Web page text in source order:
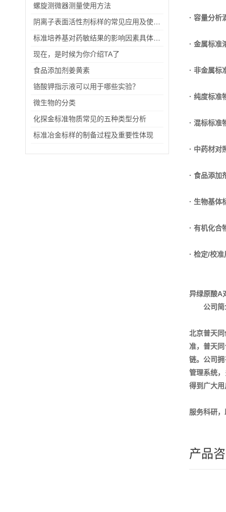
螺旋测微器测量使用方法
现在，是时候为你介绍TA了
食品添加剂姜黄素
铬酸钾指示液可以用于哪些实验？
微生物的分类
化探金标准物质常见的五种类型分析
标准冶金标样的制备过程及重要性体现
· 容量分析
· 金属标准
· 非金属标
· 纯度标准
· 混标标准
· 中药材对
· 食品添加
· 生物基体
· 有机化合
· 检定/校
异绿原酸A
公司简
北京普天
准，普天
链。公司
管理系统
得到广大
服务科研
产品